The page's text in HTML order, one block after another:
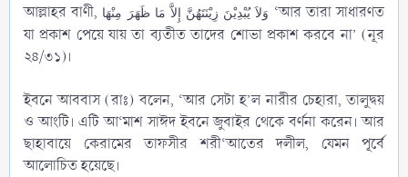
আল্লাহর বাণী, وَلاَ يُبْدِيْنَ زِيْنَتَهُنَّ إِلاَّ مَا ظَهَرَ مِنْهَا ‘আর তারা সাধারণত
যা প্রকাশ পেয়ে যায় তা ব্যতীত তাদের শোভা প্রকাশ করবে না’ (নূর
২৪/৩১)।
ইবনে আববাস (রাঃ) বলেন, ‘আর সেটা হ’ল নারীর চেহারা, তালুদ্বয়
ও আংটি। এটি আ‘মাশ সাঈদ ইবনে জুবাইর থেকে বর্ণনা করেন। আর
ছাহাবায়ে কেরামের তাফসীর শরী‘আতের দলীল, যেমন পূর্বে
আলোচিত হয়েছে।​